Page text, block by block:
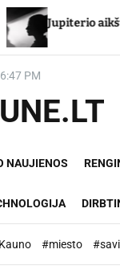
Chironas –
:49 PM
NAUJIENOS
#miesto